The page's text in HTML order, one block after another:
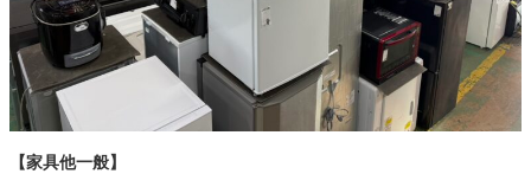
【家具他一般】